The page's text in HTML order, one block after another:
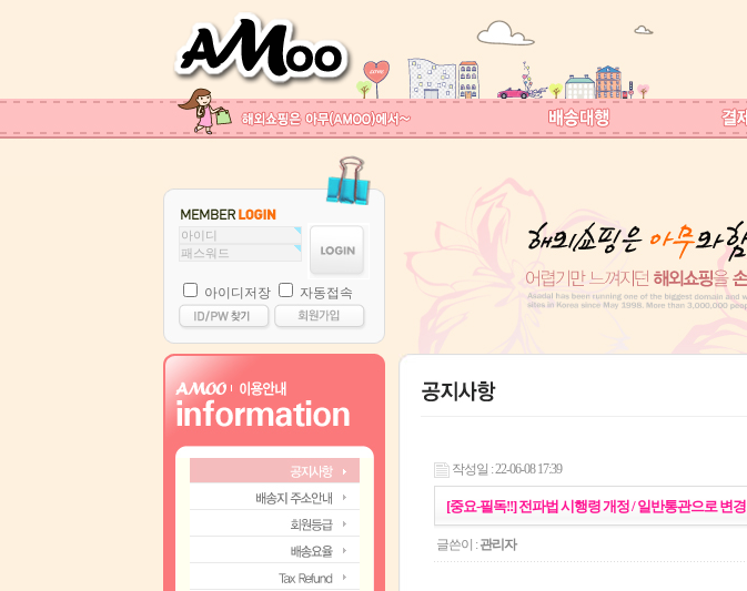
아이디저장 자동접속
작성일 : 22-06-08 17:39
[중요-필독!!] 전파법 시행령 개정 / 일반통관으로 변경
글쓴이 : 관리자